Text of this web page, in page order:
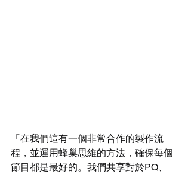
「在我們這有一個非常合作的製作流
程，並運用蜂巢思維的方法，確保每個
節目都是最好的。我們共享對於PQ、